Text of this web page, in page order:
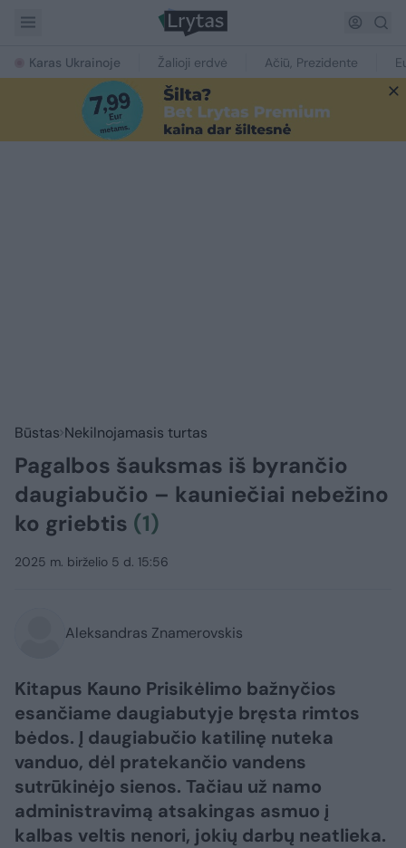
Karas Ukrainoje Žalioji erdvė Ačiū, Prezidente
Būstas Nekilnojamasis turtas
Pagalbos šauksmas iš byrančio
daugiabučio – kauniečiai nebežino
ko griebtis (1)
2025 m. birželio 5 d. 15:56
Aleksandras Znamerovskis
Kitapus Kauno Prisikėlimo bažnyčios
esančiame daugiabutyje bręsta rimtos
bėdos. Į daugiabučio katilinę nuteka
vanduo, dėl pratekančio vandens
sutrūkinėjo sienos. Tačiau už namo
administravimą atsakingas asmuo į
kalbas veltis nenori, jokių darbų neatlieka.